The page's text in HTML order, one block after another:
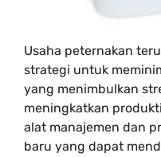
Usaha peternakan
strategi untuk
yang menimbulkan
meningkatkan
alat manajemen dan
baru yang dapat